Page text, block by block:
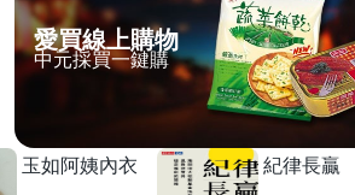
愛買線上購物
中元採買一鍵購
玉如阿姨內衣
紀律長贏